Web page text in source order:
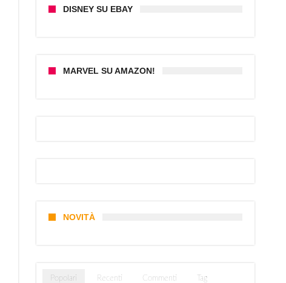
DISNEY SU EBAY
MARVEL SU AMAZON!
NOVITÀ
Popolari Recenti Commenti Tag